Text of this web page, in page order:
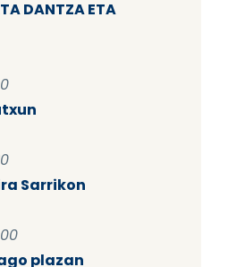
DANTZA ETA
Sarrikon
plazan